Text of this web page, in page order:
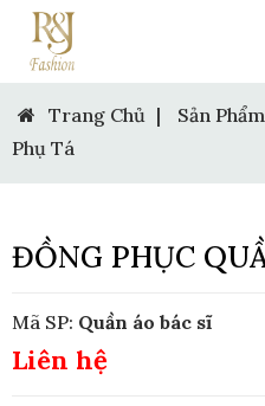
Trang Chủ | Sản Phẩm
Phụ Tá
ĐỒNG PHỤC
Mã SP: Quần áo bác sĩ
Liên hệ